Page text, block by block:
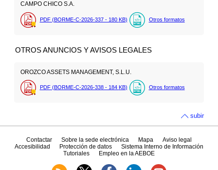
CAMPO CHICO S.A.
PDF (BORME-C-2026-337 - 180 KB) Otros formatos
OTROS ANUNCIOS Y AVISOS LEGALES
OROZCO ASSETS MANAGEMENT, S.L.U.
PDF (BORME-C-2026-338 - 184 KB) Otros formatos
subir
Contactar Sobre la sede electrónica Mapa
Aviso legal
Accesibilidad
Protección de datos
Sistema Interno de Información
Tutoriales
Empleo en la AEBOE